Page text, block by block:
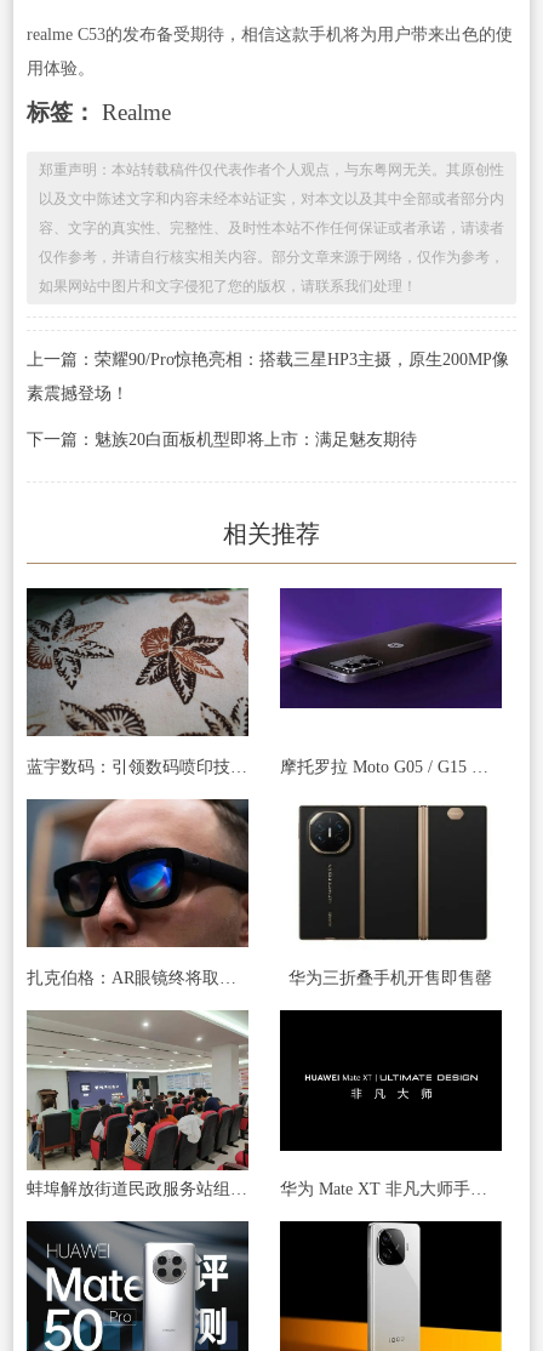
realme C53的发布备受期待，相信这款手机将为用户带来出色的使
用体验。
标签： Realme
郑重声明：本站转载稿件仅代表作者个人观点，与东粤网无关。其原创性
以及文中陈述文字和内容未经本站证实，对本文以及其中全部或者部分内
容、文字的真实性、完整性、及时性本站不作任何保证或者承诺，请读者
仅作参考，并请自行核实相关内容。部分文章来源于网络，仅作为参考，
如果网站中图片和文字侵犯了您的版权，请联系我们处理！
上一篇：荣耀90/Pro惊艳亮相：搭载三星HP3主摄，原生200MP像
素震撼登场！
下一篇：魅族20白面板机型即将上市：满足魅友期待
相关推荐
蓝宇数码：引领数码喷印技术，迈向上市新征程 摩托罗拉 Moto G05 / G15 手机被曝下月发布，起价 140/170 欧元
扎克伯格：AR眼镜终将取代智能手机 成为主流工具 华为三折叠手机开售即售罄
蚌埠解放街道民政服务站组织开展 “玩转手机”智能手机应用讲座 华为 Mate XT 非凡大师手机官宣，预计为首款三折叠屏手机